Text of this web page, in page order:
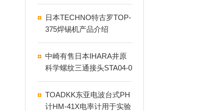
日本TECHNO特古罗TOP-
375焊锡机产品介绍
中崎有售日本IHARA井原
科学螺纹三通接头STA04-0
00F
TOADKK东亚电波台式PH
计HM-41X电率计用于实验